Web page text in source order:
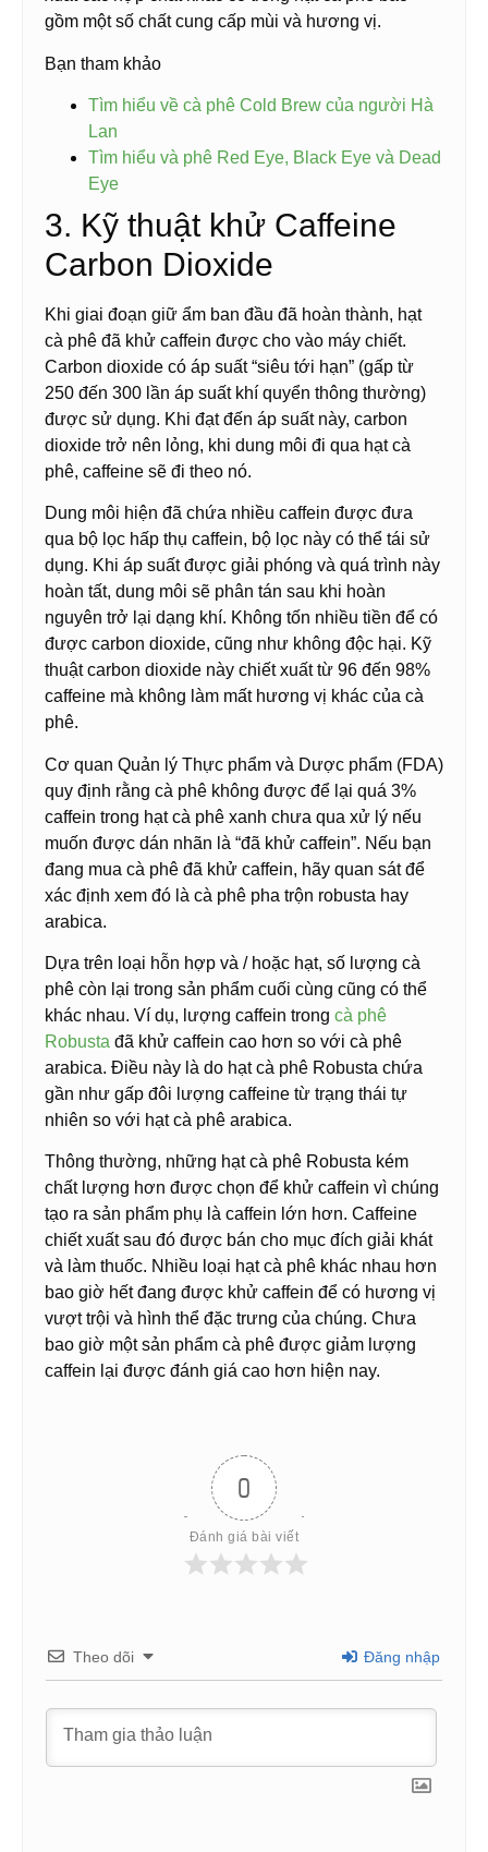
gồm một số chất cung cấp mùi và hương vị.
Bạn tham khảo
Tìm hiểu về cà phê Cold Brew của người Hà
Lan
Tìm hiểu và phê Red Eye, Black Eye và Dead
Eye
3. Kỹ thuật khử Caffeine
Carbon Dioxide
Khi giai đoạn giữ ẩm ban đầu đã hoàn thành, hạt
cà phê đã khử caffein được cho vào máy chiết.
Carbon dioxide có áp suất “siêu tới hạn” (gấp từ
250 đến 300 lần áp suất khí quyển thông thường)
được sử dụng. Khi đạt đến áp suất này, carbon
dioxide trở nên lỏng, khi dung môi đi qua hạt cà
phê, caffeine sẽ đi theo nó.
Dung môi hiện đã chứa nhiều caffein được đưa
qua bộ lọc hấp thụ caffein, bộ lọc này có thể tái sử
dụng. Khi áp suất được giải phóng và quá trình này
hoàn tất, dung môi sẽ phân tán sau khi hoàn
nguyên trở lại dạng khí. Không tốn nhiều tiền để có
được carbon dioxide, cũng như không độc hại. Kỹ
thuật carbon dioxide này chiết xuất từ ​​96 đến 98%
caffeine mà không làm mất hương vị khác của cà
phê.
Cơ quan Quản lý Thực phẩm và Dược phẩm (FDA)
quy định rằng cà phê không được để lại quá 3%
caffein trong hạt cà phê xanh chưa qua xử lý nếu
muốn được dán nhãn là “đã khử caffein”. Nếu bạn
đang mua cà phê đã khử caffein, hãy quan sát để
xác định xem đó là cà phê pha trộn robusta hay
arabica.
Dựa trên loại hỗn hợp và / hoặc hạt, số lượng cà
phê còn lại trong sản phẩm cuối cùng cũng có thể
khác nhau. Ví dụ, lượng caffein trong cà phê
Robusta đã khử caffein cao hơn so với cà phê
arabica. Điều này là do hạt cà phê Robusta chứa
gần như gấp đôi lượng caffeine từ trạng thái tự
nhiên so với hạt cà phê arabica.
Thông thường, những hạt cà phê Robusta kém
chất lượng hơn được chọn để khử caffein vì chúng
tạo ra sản phẩm phụ là caffein lớn hơn. Caffeine
chiết xuất sau đó được bán cho mục đích giải khát
và làm thuốc. Nhiều loại hạt cà phê khác nhau hơn
bao giờ hết đang được khử caffein để có hương vị
vượt trội và hình thể đặc trưng của chúng. Chưa
bao giờ một sản phẩm cà phê được giảm lượng
caffein lại được đánh giá cao hơn hiện nay.
0
Đánh giá bài viết
Theo dõi Đăng nhập